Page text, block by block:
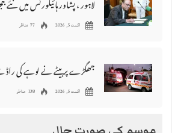
اگست 5, 2026 77 مناظر
اگست 5, 2026 138 مناظر